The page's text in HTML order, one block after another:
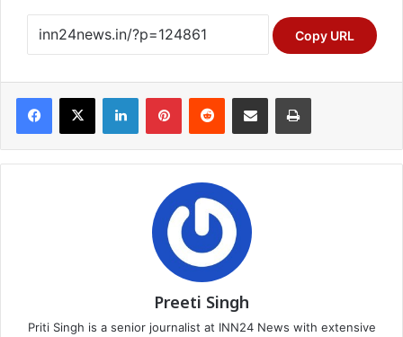
Copy URL
Facebook
X LinkedInPinterestReddit Share via Email Print
Preeti Singh
Priti Singh is a senior journalist at INN24 News with extensive